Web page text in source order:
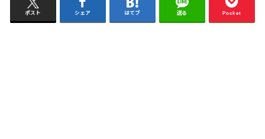
ポスト シェア はてブ 送る Pocket